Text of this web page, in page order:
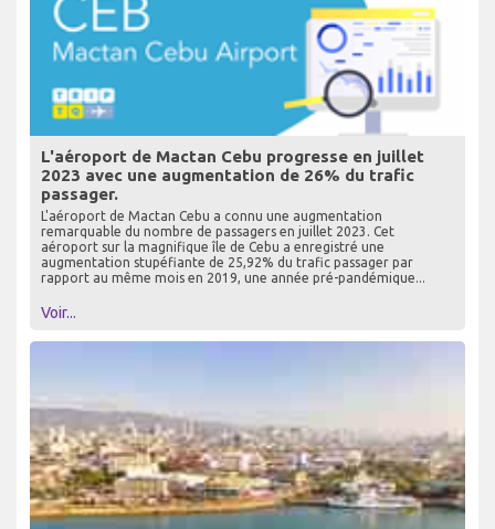
L'aéroport de Mactan Cebu progresse en juillet
2023 avec une augmentation de 26% du trafic
passager.
L'aéroport de Mactan Cebu a connu une augmentation
remarquable du nombre de passagers en juillet 2023. Cet
aéroport sur la magnifique île de Cebu a enregistré une
augmentation stupéfiante de 25,92% du trafic passager par
rapport au même mois en 2019, une année pré-pandémique...
Voir...